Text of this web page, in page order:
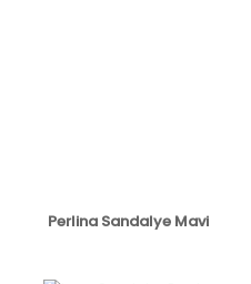
Perlina Sandalye Mavi